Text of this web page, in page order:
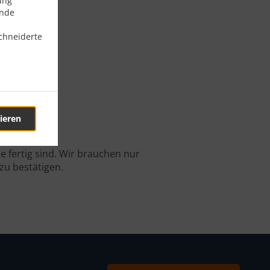
fertig sind. Wir brauchen nur
bestätigen.